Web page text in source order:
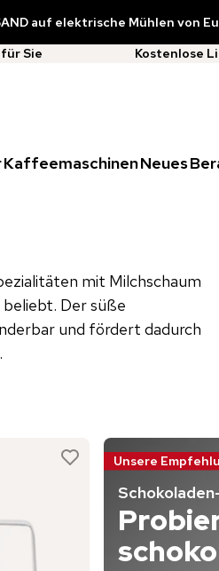
auf elektrische Mühlen von
Sie Kostenlose
KaffeemaschinenNeues
mit Milchschaum
Der süße
und fördert dadurch
Unsere